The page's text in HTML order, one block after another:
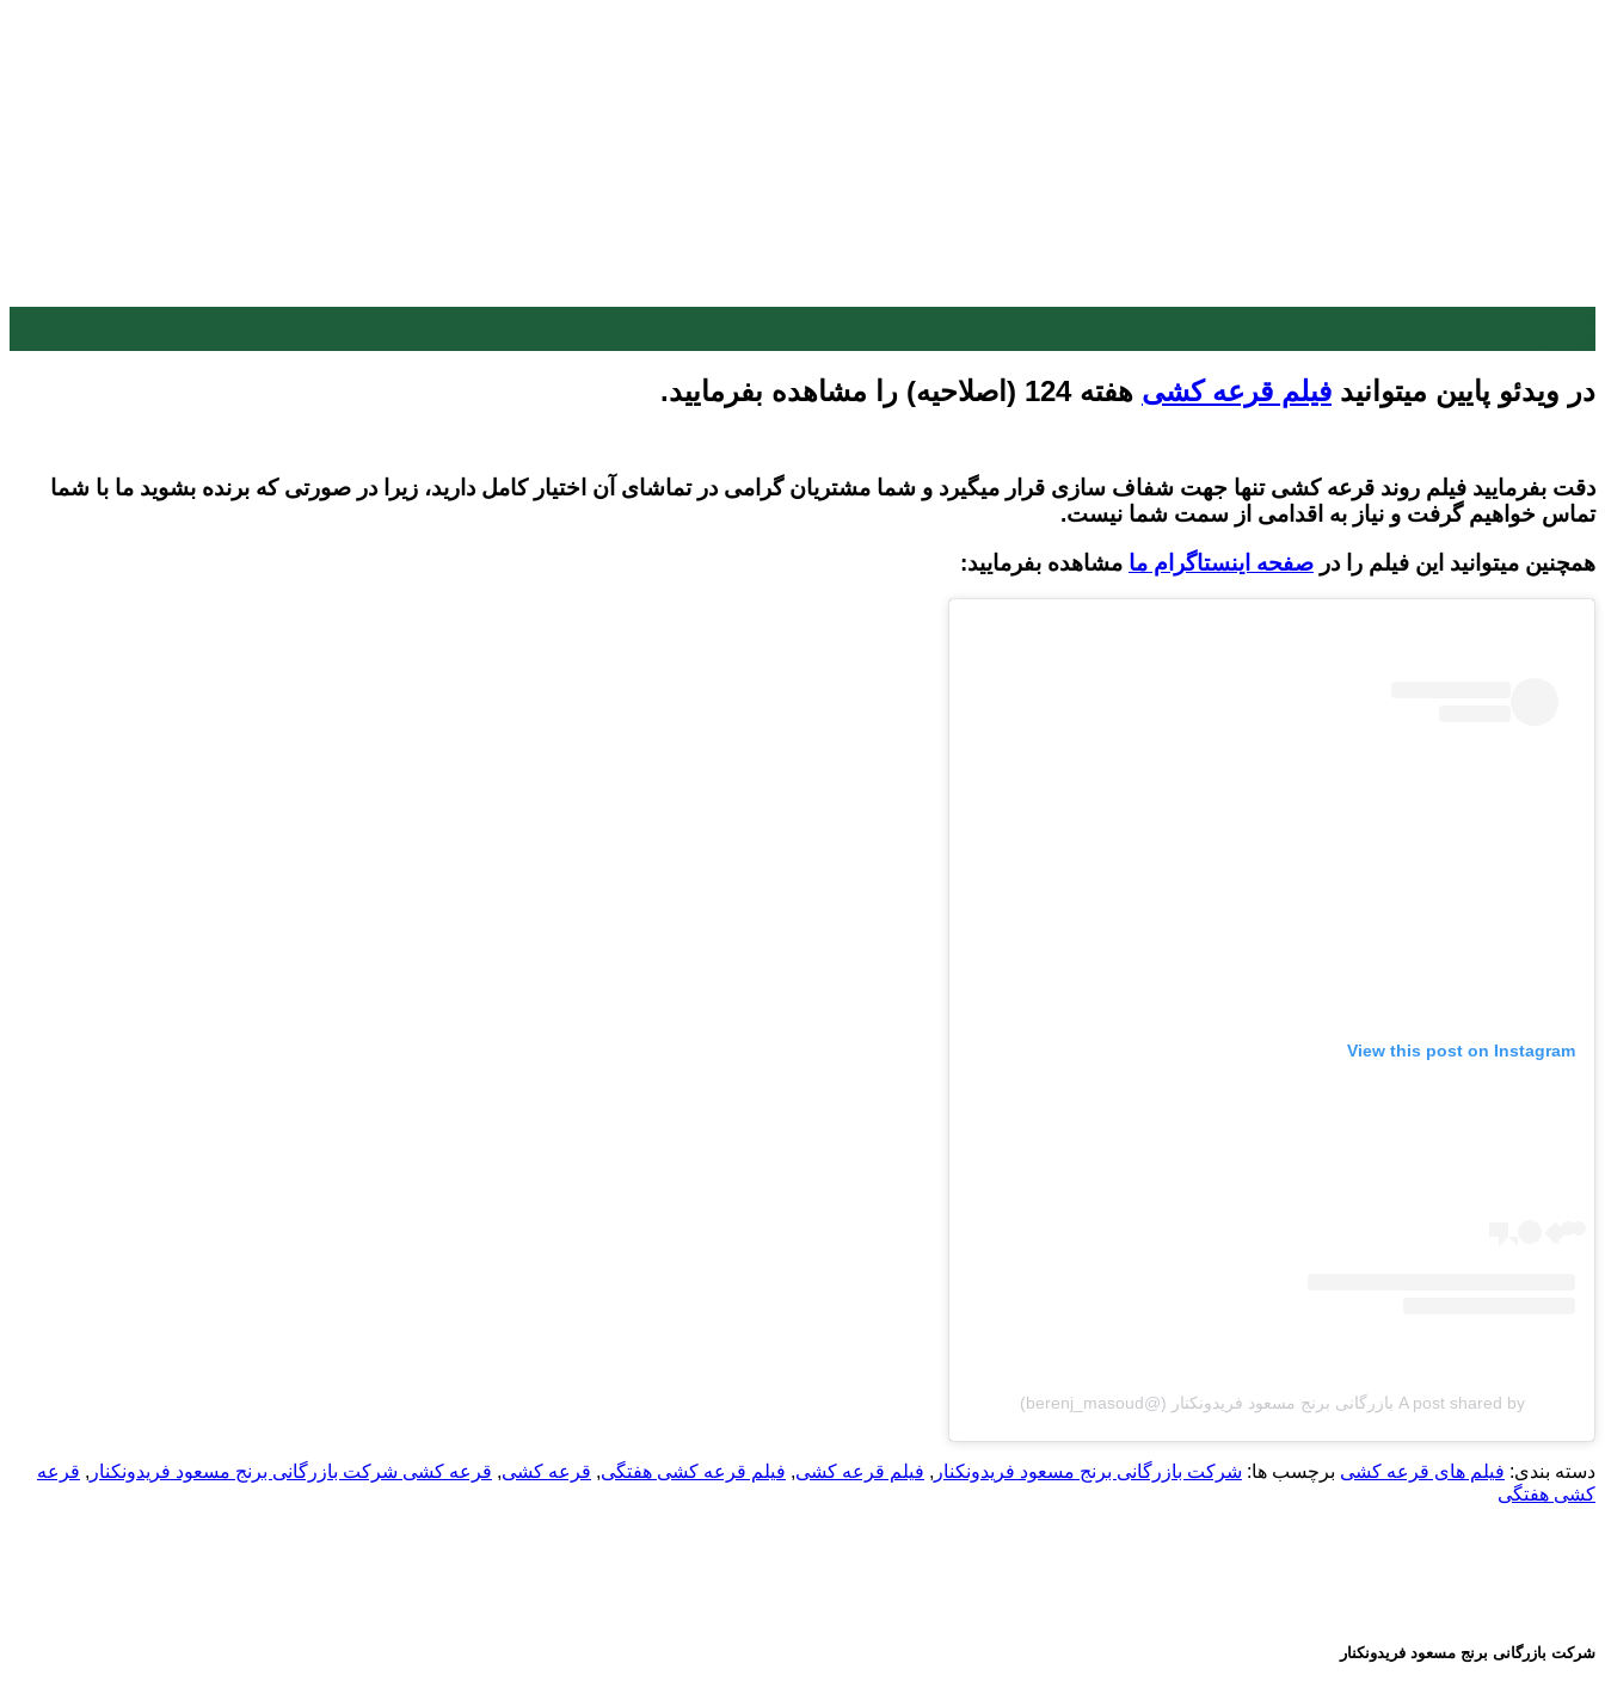
در ویدئو پایین میتوانید فیلم قرعه کشی هفته 124 (اصلاحیه) را مشاهده بفرمایید.
دقت بفرمایید فیلم روند قرعه کشی تنها جهت شفاف سازی قرار میگیرد و شما مشتریان گرامی در تماشای آن اختیار کامل دارید، زیرا در صورتی که برنده بشوید ما با شما
تماس خواهیم گرفت و نیاز به اقدامی از سمت شما نیست.
همچنین میتوانید این فیلم را در صفحه اینستاگرام ما مشاهده بفرمایید:
View this post on Instagram
A post shared by بازرگانی برنج مسعود فریدونکنار (@berenj_masoud)
دسته بندی: فیلم های قرعه کشی برچسب ها: شرکت بازرگانی برنج مسعود فریدونکنار , فیلم قرعه کشی, فیلم قرعه کشی هفتگی, قرعه کشی, قرعه کشی شرکت بازرگانی برنج مسعود فریدونکنار , قرعه
کشی هفتگی
شرکت بازرگانی برنج مسعود فریدونکنار